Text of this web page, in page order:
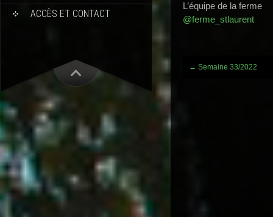
ACCÈS ET CONTACT
L’équipe de la ferme
@ferme_stlaurent
Post
← Semaine 33/2022